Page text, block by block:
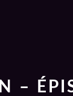
–